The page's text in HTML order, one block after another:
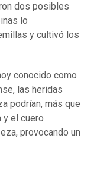
dos posibles
lo
y cultivó los
conocido como
las heridas
podrían, más que
y el cuero
provocando un